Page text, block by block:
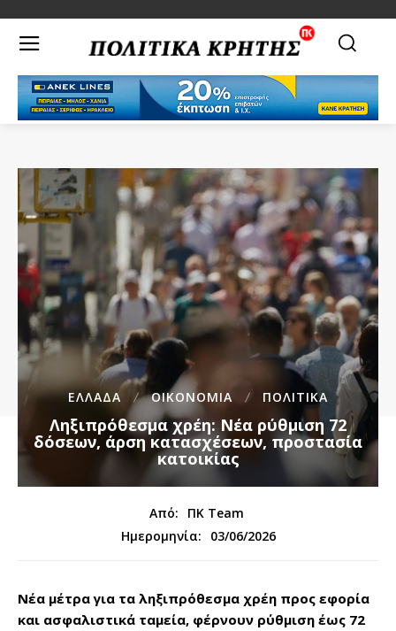
ΕΛΛΑΔΑ ΟΙΚΟΝΟΜΙΑ ΠΟΛΙΤΙΚΑ
Ληξιπρόθεσμα χρέη: Νέα ρύθμιση 72
δόσεων, άρση κατασχέσεων, προστασία
κατοικίας
Από:
ΠΚ Team
Ημερομηνία:
03/06/2026
Νέα μέτρα για τα ληξιπρόθεσμα χρέη προς εφορία
και ασφαλιστικά ταμεία, φέρνουν ρύθμιση έως 72